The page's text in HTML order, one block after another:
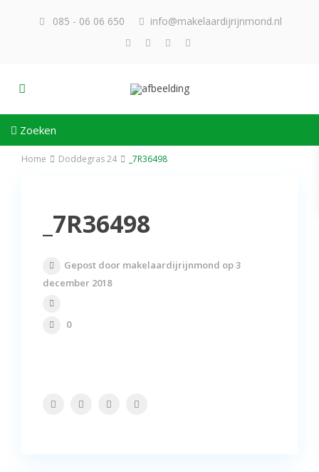
085 - 06 06 650 info@makelaardijrijnmond.nl
Zoeken
Home Doddegras 24 _7R36498
_7R36498
Gepost door makelaardijrijnmond op 3
december 2018
0